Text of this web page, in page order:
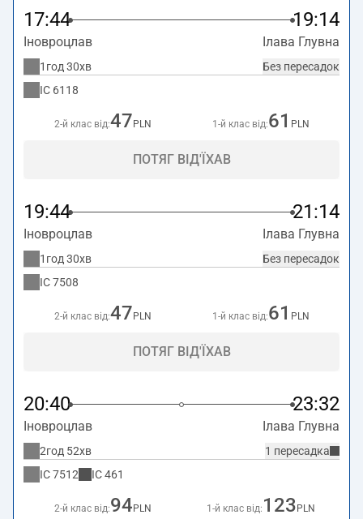
17:44 19:14
Іновроцлав Ілава Глувна
Без пересадок
1год 30хв
IC 6118
2-й клас від:47 PLN 1-й клас від:61 PLN
ПОТЯГ ВІД'ЇХАВ
19:44 21:14
Іновроцлав Ілава Глувна
Без пересадок
1год 30хв
IC7508
2-й клас від:47 PLN 1-й клас від:61 PLN
ПОТЯГ ВІД'ЇХАВ
20:40 23:32
Іновроцлав Ілава Глувна
1 пересадка
2год 52хв
IC7512 IC461
2-й клас від:94 PLN 1-й клас від: 123 PLN